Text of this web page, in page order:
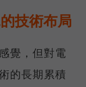
技術布局
覺，但對電
的長期累積